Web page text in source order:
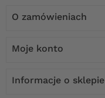
O zamówieniach
Moje konto
Informacje o sklepie